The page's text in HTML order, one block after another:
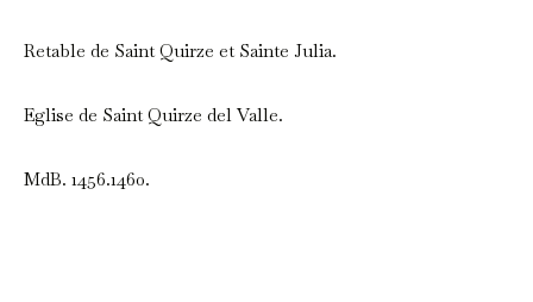
Retable de Saint Quirze et Sainte Julia.
Eglise de Saint Quirze del Valle.
MdB. 1456.1460.